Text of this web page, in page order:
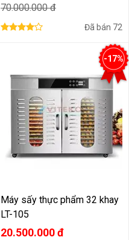
70.000.000 đ
Đã bán 72
-17%
Máy sấy thực phẩm 32 khay
LT-105
20.500.000 đ